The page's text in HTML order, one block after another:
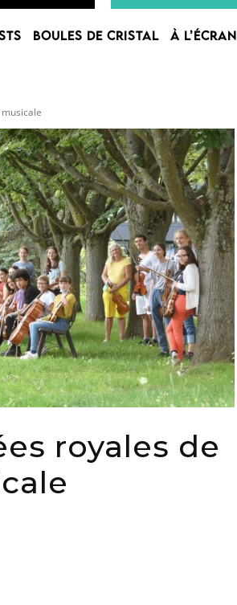
BOULES DE CRISTAL À L’ÉCRAN
royales de